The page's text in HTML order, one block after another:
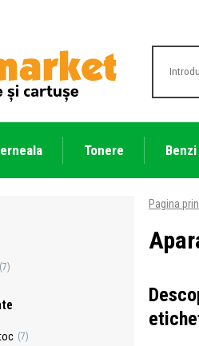
Tonere
(7)
(7)
Pagina